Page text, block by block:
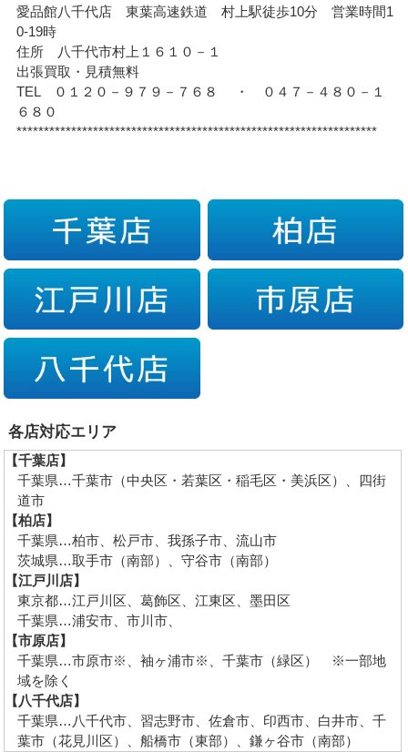
愛品館八千代店 東葉高速鉄道 村上駅徒歩10分 営業時間1
0-19時
住所 八千代市村上１６１０－１
出張買取・見積無料
TEL ０１２０－９７９－７６８ ・ ０４７－４８０－１
６８０
******************************************************************
各店対応エリア
【千葉店】
千葉県…千葉市（中央区・若葉区・稲毛区・美浜区）、四街
道市
【柏店】
千葉県…柏市、松戸市、我孫子市、流山市
茨城県…取手市（南部）、守谷市（南部）
【江戸川店】
東京都…江戸川区、葛飾区、江東区、墨田区
千葉県…浦安市、市川市、
【市原店】
千葉県…市原市※、袖ヶ浦市※、千葉市（緑区） ※一部地
域を除く
【八千代店】
千葉県…八千代市、習志野市、佐倉市、印西市、白井市、千
葉市（花見川区）、船橋市（東部）、鎌ヶ谷市（南部）